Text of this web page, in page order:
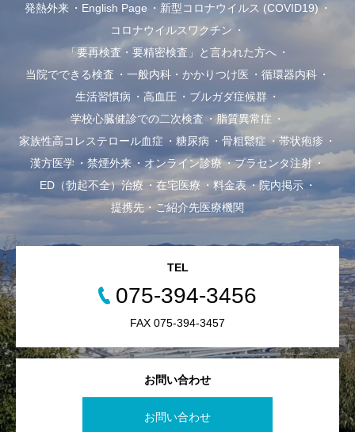
発熱外来 English Page
新型コロナウイルス (COVID19)
コロナウイルスワクチン
「要再検査・要精密検査」と言われた方へ
当院でできる検査
一般内科・かかりつけ医
循環器内科
生活習慣病
高血圧
ブルガダ症候群
学校心臓健診での二次検査
脂質異常症
家族性高コレステロール血症
糖尿病 骨粗鬆症
帯状疱疹
漢方医学
禁煙外来 オンライン診療
プラセンタ注射
ED（勃起不全）治療
在宅医療 料金表
院内掲示
提携先・ご紹介先医療機関
お問い合わせ
お問い合わせ
TEL
075-394-3456
FAX 075-394-3457